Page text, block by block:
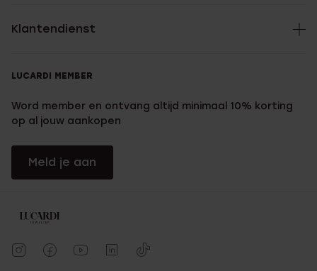
Klantendienst
LUCARDI MEMBER
Word member en ontvang altijd minimaal 10% korting
op al jouw aankopen
Meld je aan